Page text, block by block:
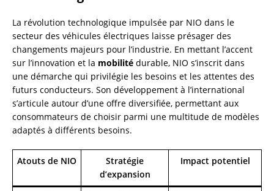
La révolution technologique impulsée par NIO dans le
secteur des véhicules électriques laisse présager des
changements majeurs pour l’industrie. En mettant l’accent
sur l’innovation et la mobilité durable, NIO s’inscrit dans
une démarche qui privilégie les besoins et les attentes des
futurs conducteurs. Son développement à l’international
s’articule autour d’une offre diversifiée, permettant aux
consommateurs de choisir parmi une multitude de modèles
adaptés à différents besoins.
Atouts de NIO
Stratégie
d’expansion
Impact potentiel